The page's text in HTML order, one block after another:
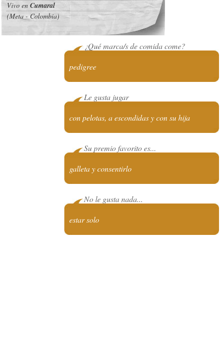
Vivo enCumaral
(Meta - Colombia)
¿Qué marca/s de comida come?
pedigree
Le gusta jugar
con pelotas, a escondidas y con su hija
Su premio favorito es...
galleta y consentirlo
No le gusta nada...
estar solo